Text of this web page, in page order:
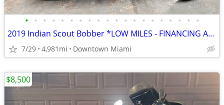
• • • • • • • • • • • • • • • • • • • •
2019 Indian Scout Bobber *LOW MILES - FINANCING AVAILABLE*
7/29 4,981mi Downtown Miami
$8,500